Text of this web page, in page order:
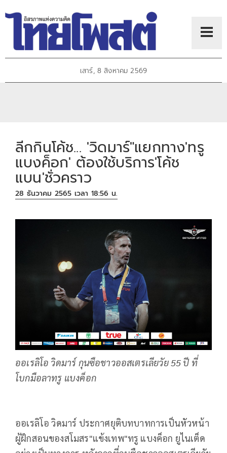
เสาร์, 8 สิงหาคม 2569
ลีกกินโค้ช... 'วิดมาร์"แยกทาง'ทรู
แบงค็อก' ต้องใช้บริการ'โค้ช
แบน'ชั่วคราว
28 ธันวาคม 2565 เวลา 18:56 น.
ออเรลิโอ วิดมาร์ กุนซือชาวออสเตรเลียวัย 55 ปี ที่
โบกมือลาทรู แบงค็อก
ออเรลิโอ วิดมาร์ ประกาศยุติบทบาทการเป็นหัวหน้า
ผู้ฝึกสอนของสโมสร"แข้งเทพ"ทรู แบงค็อก ยูไนเต็ด